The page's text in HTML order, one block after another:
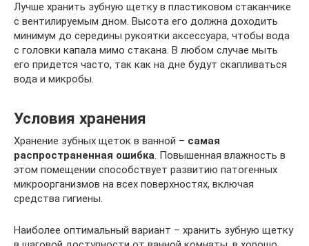
Лучше хранить зубную щетку в пластиковом стаканчике
с вентилируемым дном. Высота его должна доходить
минимум до середины рукоятки аксессуара, чтобы вода
с головки капала мимо стакана. В любом случае мыть
его придется часто, так как на дне будут скапливаться
вода и микробы.
Условия хранения
Хранение зубных щеток в ванной – самая
распространенная ошибка. Повышенная влажность в
этом помещении способствует развитию патогенных
микроорганизмов на всех поверхностях, включая
средства гигиены.
Наиболее оптимальный вариант – хранить зубную щетку